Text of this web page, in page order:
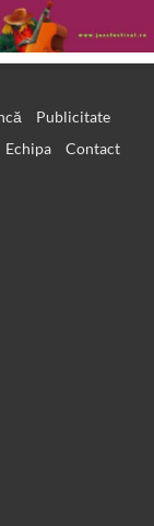
Publicitate
Echipa Contact